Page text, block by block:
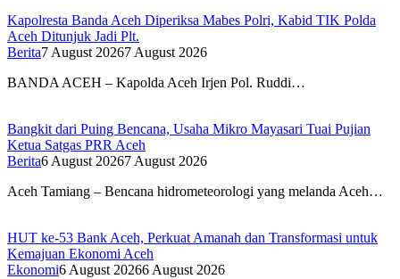
Kapolresta Banda Aceh Diperiksa Mabes Polri, Kabid TIK Polda
Aceh Ditunjuk Jadi Plt.
Berita7 August 20267 August 2026
BANDA ACEH – Kapolda Aceh Irjen Pol. Ruddi…
Bangkit dari Puing Bencana, Usaha Mikro Mayasari Tuai Pujian
Ketua Satgas PRR Aceh
Berita6 August 20267 August 2026
Aceh Tamiang – Bencana hidrometeorologi yang melanda Aceh…
HUT ke-53 Bank Aceh, Perkuat Amanah dan Transformasi untuk
Kemajuan Ekonomi Aceh
Ekonomi6 August 20266 August 2026